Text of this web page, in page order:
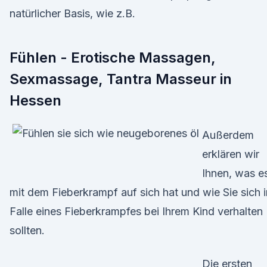
natürlicher Basis, wie z.B.
Fühlen - Erotische Massagen,
Sexmassage, Tantra Masseur in
Hessen
Außerdem
erklären wir
Ihnen, was
mit dem Fieberkrampf auf sich hat und wie Sie sich
Falle eines Fieberkrampfes bei Ihrem Kind verhalten
sollten.
Die ersten